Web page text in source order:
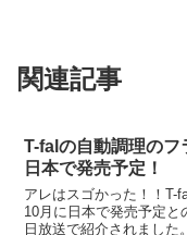
関連記事
T-falの自動調理のフ
日本で発売予定！
アレはスゴかった！！T-
10月に日本で発売予定
日放送で紹介されました。